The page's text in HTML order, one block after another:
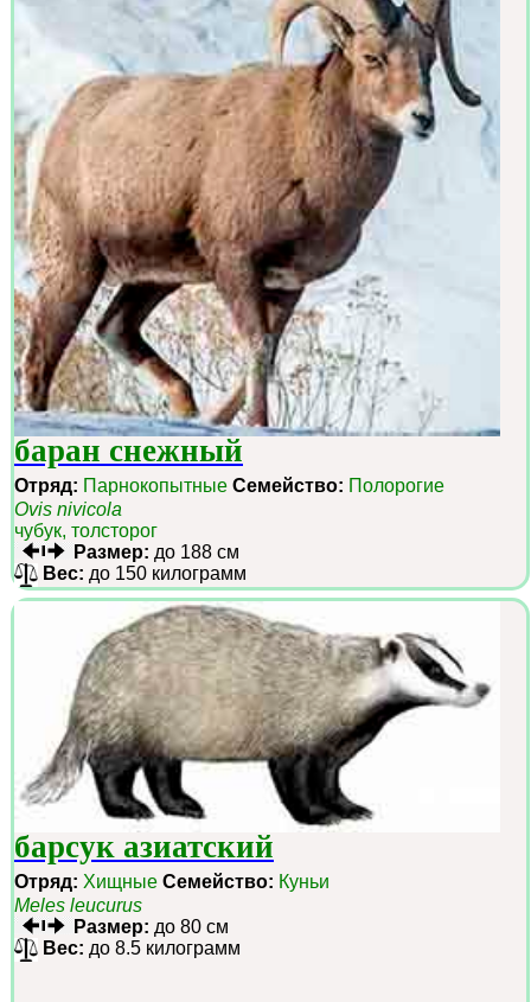
баран снежный
Отряд: Парнокопытные Семейство: Полорогие
Ovis nivicola
чубук, толсторог
Размер: до 188 см
Вес: до 150 килограмм
барсук азиатский
Отряд: Хищные Семейство: Куньи
Meles leucurus
Размер: до 80 см
Вес: до 8.5 килограмм